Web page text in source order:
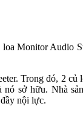
Monitor Audio
Trong đó, 2
sở hữu. Nhà
nội lực.